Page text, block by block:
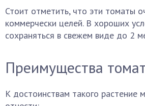
Стоит отметить, что эти томаты
коммерчески целей. В хороших
сохраняться в свежем виде до 2
Преимущества
К достоинствам такого растение